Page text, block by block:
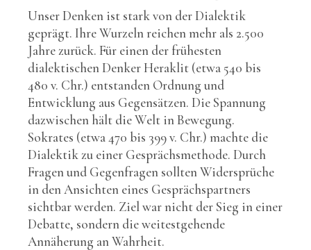
Unser Denken ist stark von der Dialektik
geprägt. Ihre Wurzeln reichen mehr als 2.500
Jahre zurück. Für einen der frühesten
dialektischen Denker Heraklit (etwa 540 bis
480 v. Chr.) entstanden Ordnung und
Entwicklung aus Gegensätzen. Die Spannung
dazwischen hält die Welt in Bewegung.
Sokrates (etwa 470 bis 399 v. Chr.) machte die
Dialektik zu einer Gesprächsmethode. Durch
Fragen und Gegenfragen sollten Widersprüche
in den Ansichten eines Gesprächspartners
sichtbar werden. Ziel war nicht der Sieg in einer
Debatte, sondern die weitestgehende
Annäherung an Wahrheit.